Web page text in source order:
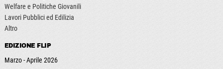
Welfare e Politiche Giovanili
Lavori Pubblici ed Edilizia
Altro
EDIZIONE FLIP
Marzo - Aprile 2026